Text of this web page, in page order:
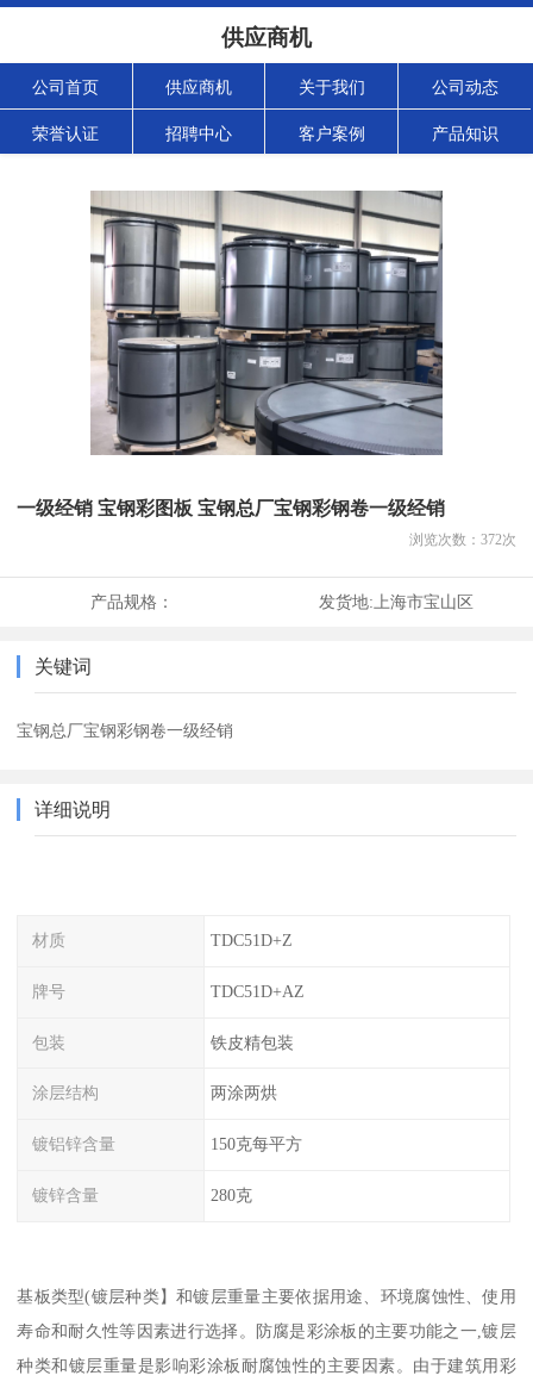
供应商机
公司首页 供应商机 关于我们 公司动态
荣誉认证 招聘中心 客户案例 产品知识
一级经销 宝钢彩图板 宝钢总厂宝钢彩钢卷一级经销
浏览次数： 372次
产品规格： 发货地: 上海市宝山区
关键词
宝钢总厂宝钢彩钢卷一级经销
详细说明
材质 TDC51D+Z
牌号 TDC51D+AZ
包装 铁皮精包装
涂层结构 两涂两烘
镀铝锌含量 150克每平方
镀锌含量 280克
基板类型(镀层种类】和镀层重量主要依据用途、环境腐蚀性、使用
寿命和耐久性等因素进行选择。防腐是彩涂板的主要功能之一,镀层
种类和镀层重量是影响彩涂板耐腐蚀性的主要因素。由于建筑用彩